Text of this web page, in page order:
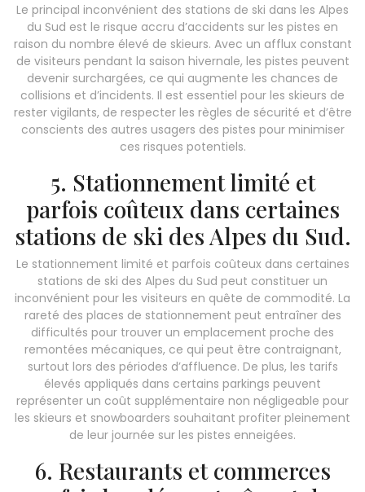
Le principal inconvénient des stations de ski dans les Alpes
du Sud est le risque accru d’accidents sur les pistes en
raison du nombre élevé de skieurs. Avec un afflux constant
de visiteurs pendant la saison hivernale, les pistes peuvent
devenir surchargées, ce qui augmente les chances de
collisions et d’incidents. Il est essentiel pour les skieurs de
rester vigilants, de respecter les règles de sécurité et d’être
conscients des autres usagers des pistes pour minimiser
ces risques potentiels.
5. Stationnement limité et
parfois coûteux dans certaines
stations de ski des Alpes du Sud.
Le stationnement limité et parfois coûteux dans certaines
stations de ski des Alpes du Sud peut constituer un
inconvénient pour les visiteurs en quête de commodité. La
rareté des places de stationnement peut entraîner des
difficultés pour trouver un emplacement proche des
remontées mécaniques, ce qui peut être contraignant,
surtout lors des périodes d’affluence. De plus, les tarifs
élevés appliqués dans certains parkings peuvent
représenter un coût supplémentaire non négligeable pour
les skieurs et snowboarders souhaitant profiter pleinement
de leur journée sur les pistes enneigées.
6. Restaurants et commerces